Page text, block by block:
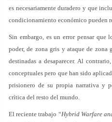
es necesariamente duradero y que
condicionamiento económico pueden
Sin embargo, es un error pensar que
poder, de zona gris y ataque de zona
destinadas a desaparecer. Al
conceptuales pero que han sido
prisionero de su propia narrativa y
crítica del resto del mundo.
El reciente trabajo “Hybrid Warfare